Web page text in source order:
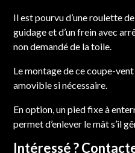
Il est pourvu d’une roulette
guidage et d’un frein avec
non demandé de la toile.
Le montage de ce coupe-
amovible si nécessaire.
En option, un pied fixe à
permet d’enlever le mât s’il
Intéressé ?